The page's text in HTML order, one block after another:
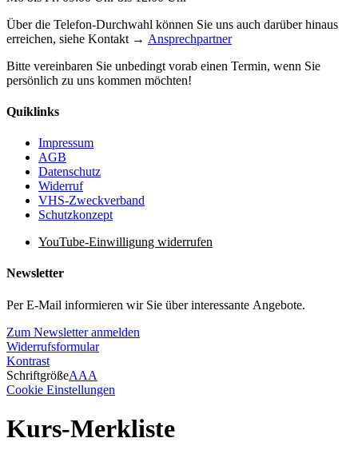
Über die Telefon-Durchwahl können Sie uns auch darüber hinaus
erreichen, siehe Kontakt → Ansprechpartner
Bitte vereinbaren Sie unbedingt vorab einen Termin, wenn Sie
persönlich zu uns kommen möchten!
Quiklinks
Impressum
AGB
Datenschutz
Widerruf
VHS-Zweckverband
Schutzkonzept
YouTube-Einwilligung widerrufen
Newsletter
Per E-Mail informieren wir Sie über interessante Angebote.
Zum Newsletter anmelden
Widerrufsformular
Kontrast
SchriftgrößeAAA
Cookie Einstellungen
Kurs-Merkliste